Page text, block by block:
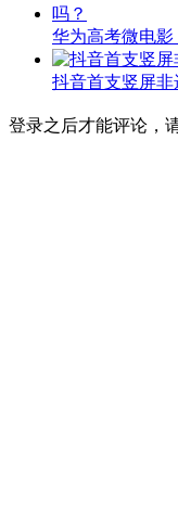
华为高考微电影
抖音首支竖屏
登录之后才能评论，